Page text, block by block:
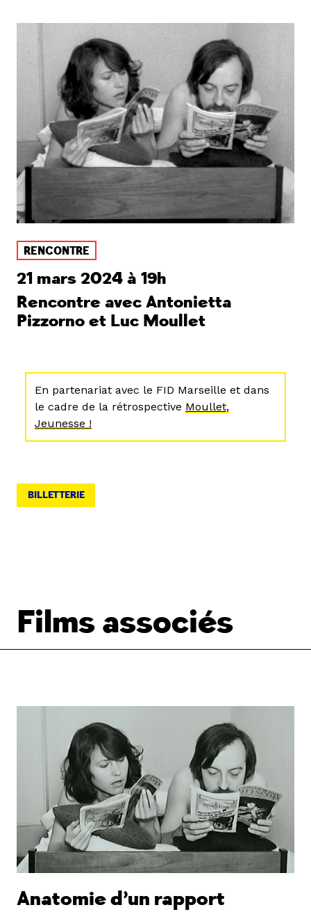
RENCONTRE
21 mars 2024 à 19h
Rencontre avec Antonietta
Pizzorno et Luc Moullet
En partenariat avec le FID Marseille et dans
le cadre de la rétrospective Moullet,
Jeunesse !
BILLETTERIE
Films associés
Anatomie d’un rapport